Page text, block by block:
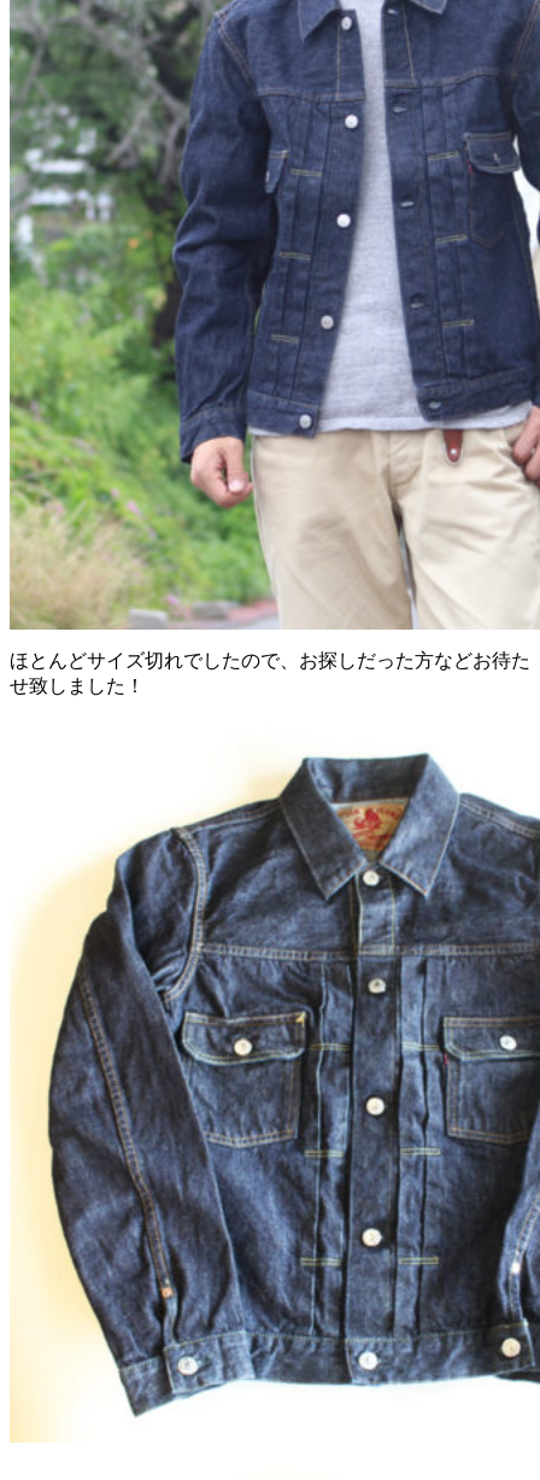
ほとんどサイズ切れでしたので、お探しだった方などお待た
せ致しました！